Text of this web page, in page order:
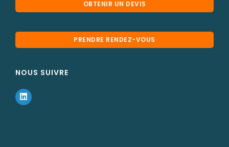
OBTENIR UN DEVIS
PRENDRE RENDEZ-VOUS
NOUS SUIVRE